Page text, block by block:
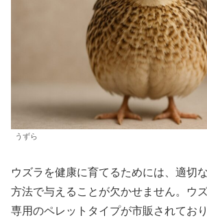
うずら
ウズラを健康に育てるためには、適切
方法で与えることが欠かせません。ウ
専用のペレットタイプが市販されてお